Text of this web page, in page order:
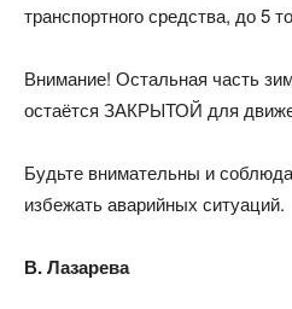
транспортного средства, до 5
Внимание! Остальная часть
остаётся ЗАКРЫТОЙ для
Будьте внимательны и
избежать аварийных ситуаций.
В. Лазарева